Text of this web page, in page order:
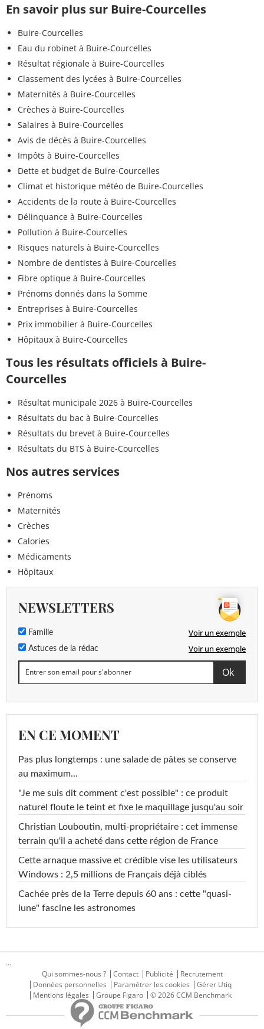
En savoir plus sur Buire-Courcelles
Buire-Courcelles
Eau du robinet à Buire-Courcelles
Résultat régionale à Buire-Courcelles
Classement des lycées à Buire-Courcelles
Maternités à Buire-Courcelles
Crèches à Buire-Courcelles
Salaires à Buire-Courcelles
Avis de décès à Buire-Courcelles
Impôts à Buire-Courcelles
Dette et budget de Buire-Courcelles
Climat et historique météo de Buire-Courcelles
Accidents de la route à Buire-Courcelles
Délinquance à Buire-Courcelles
Pollution à Buire-Courcelles
Risques naturels à Buire-Courcelles
Nombre de dentistes à Buire-Courcelles
Fibre optique à Buire-Courcelles
Prénoms donnés dans la Somme
Entreprises à Buire-Courcelles
Prix immobilier à Buire-Courcelles
Hôpitaux à Buire-Courcelles
Tous les résultats officiels à Buire-
Courcelles
Résultat municipale 2026 à Buire-Courcelles
Résultats du bac à Buire-Courcelles
Résultats du brevet à Buire-Courcelles
Résultats du BTS à Buire-Courcelles
Nos autres services
Prénoms
Maternités
Crèches
Calories
Médicaments
Hôpitaux
NEWSLETTERS
Famille Voir un exemple
Astuces de la rédac Voir un exemple
EN CE MOMENT
Pas plus longtemps : une salade de pâtes se conserve
au maximum...
"Je me suis dit comment c'est possible" : ce produit
naturel floute le teint et fixe le maquillage jusqu'au soir
Christian Louboutin, multi-propriétaire : cet immense
terrain qu'il a acheté dans cette région de France
Cette arnaque massive et crédible vise les utilisateurs
Windows : 2,5 millions de Français déjà ciblés
Cachée près de la Terre depuis 60 ans : cette "quasi-
lune" fascine les astronomes
...
Qui sommes-nous ?
Contact Publicité
Recrutement
Données personnelles
Paramétrer les cookies
Gérer Utiq
Mentions légales
Groupe Figaro © 2026 CCM Benchmark